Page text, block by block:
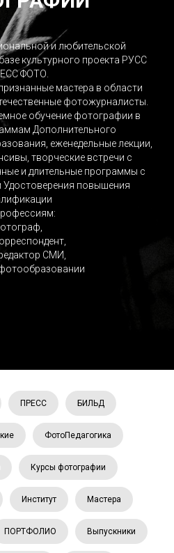
и любительской
культурного проекта РУСС
ФОТО.
мастера в области
фотожурналисты.
обучение фотографии в
Дополнительного
еженедельные лекции,
творческие встречи с
и длительные программы с
повышения
СМИ,
ПРЕСС БИЛЬД
ФотоПедагогика
Курсы фотографии
Институт Мастера
ПОРТФОЛИО Выпускники